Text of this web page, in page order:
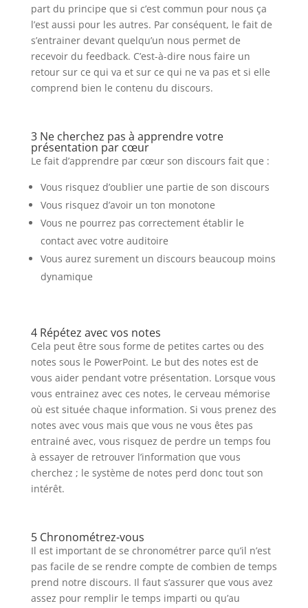
part du principe que si c’est commun pour nous ça
l’est aussi pour les autres. Par conséquent, le fait de
s’entrainer devant quelqu’un nous permet de
recevoir du feedback. C’est-à-dire nous faire un
retour sur ce qui va et sur ce qui ne va pas et si elle
comprend bien le contenu du discours.
3 Ne cherchez pas à apprendre votre
présentation par cœur
Le fait d’apprendre par cœur son discours fait que :
Vous risquez d’oublier une partie de son discours
Vous risquez d’avoir un ton monotone
Vous ne pourrez pas correctement établir le
contact avec votre auditoire
Vous aurez surement un discours beaucoup moins
dynamique
4 Répétez avec vos notes
Cela peut être sous forme de petites cartes ou des
notes sous le PowerPoint. Le but des notes est de
vous aider pendant votre présentation. Lorsque vous
vous entrainez avec ces notes, le cerveau mémorise
où est située chaque information. Si vous prenez des
notes avec vous mais que vous ne vous êtes pas
entrainé avec, vous risquez de perdre un temps fou
à essayer de retrouver l’information que vous
cherchez ; le système de notes perd donc tout son
intérêt.
5 Chronométrez-vous
Il est important de se chronométrer parce qu’il n’est
pas facile de se rendre compte de combien de temps
prend notre discours. Il faut s’assurer que vous avez
assez pour remplir le temps imparti ou qu’au